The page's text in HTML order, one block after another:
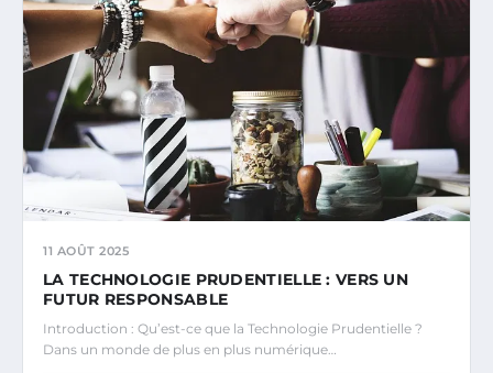
11 AOÛT 2025
LA TECHNOLOGIE PRUDENTIELLE : VERS UN
FUTUR RESPONSABLE
Introduction : Qu’est-ce que la Technologie Prudentielle ?
Dans un monde de plus en plus numérique…